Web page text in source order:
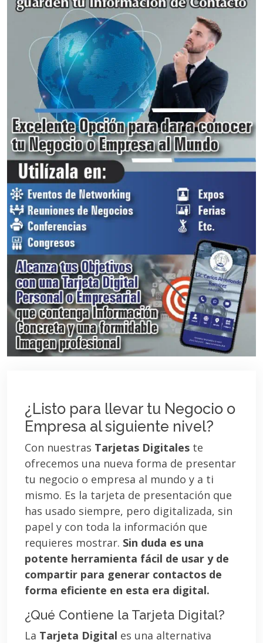
¿Listo para llevar tu Negocio o
Empresa al siguiente nivel?
Con nuestras Tarjetas Digitales te
ofrecemos una nueva forma de presentar
tu negocio o empresa al mundo y a ti
mismo. Es la tarjeta de presentación que
has usado siempre, pero digitalizada, sin
papel y con toda la información que
requieres mostrar. Sin duda es una
potente herramienta fácil de usar y de
compartir para generar contactos de
forma eficiente en esta era digital.
¿Qué Contiene la Tarjeta Digital?
La Tarjeta Digital es una alternativa